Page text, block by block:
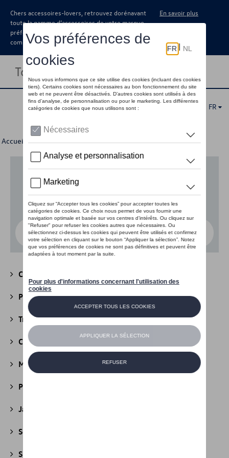
Chers accessoires-lovers, retrouvez dorénavant
toute la gamme d’accessoires de votre marque
préférée sous forme de catalogue à
commander auprès de votre concessionaire.
En savoir plus
Toggle navigation
FR
Accueil >Pour votre Volkswagen >Lifestyle > Divers
Aucun modèle sélectionné (Tout afficher)
Choisissez un modèle
Camping
Packs(39)
Transport(305)
Confort et protection (841)
Multimédia
Produits d'entretien
Jantes et roues
Securité
Sport et design